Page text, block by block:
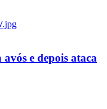
e depois ataca